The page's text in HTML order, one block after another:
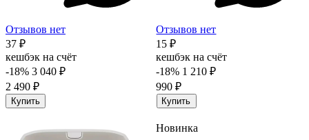
Отзывов нет
37 ₽
кешбэк на счёт
-18% 3 040 ₽
2 490 ₽
Купить
Отзывов нет
15 ₽
кешбэк на счёт
-18% 1 210 ₽
990 ₽
Купить
Новинка